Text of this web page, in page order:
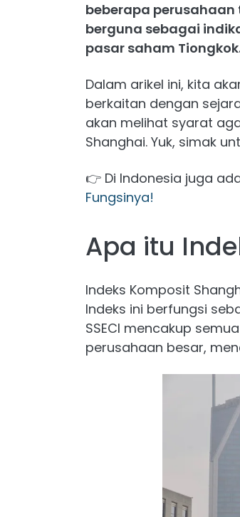
beberapa perusahaan
berguna sebagai
pasar saham
Dalam arikel ini, kita
berkaitan dengan
akan melihat syarat
Shanghai. Yuk, simak
👉 Di Indonesia juga
Fungsinya!
Apa itu
Indeks Komposit
Indeks ini berfungsi
SSECI mencakup
perusahaan besar,